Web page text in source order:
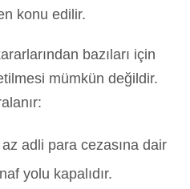
konu edilir.
bazıları için
mümkün değildir.
adli para cezasına dair
yolu kapalıdır.